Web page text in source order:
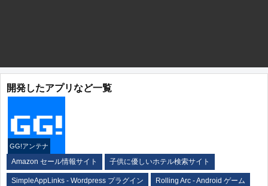
開発したアプリなど一覧
GG!アンテナ
Amazon セール情報サイト 子供に優しいホテル検索サイト
SimpleAppLinks - Wordpress プラグイン Rolling Arc - Android ゲーム